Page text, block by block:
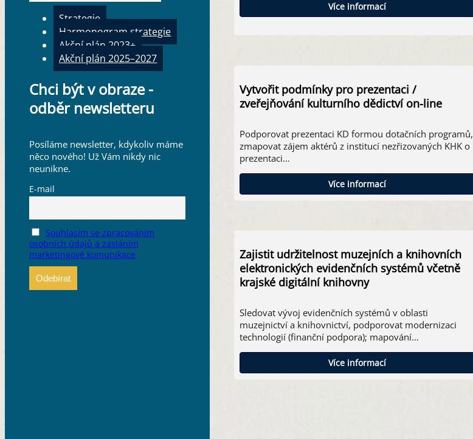
Strategie
Harmonogram strategie
Akční plán 2023+
Akční plán 2025–2027
Chci být v obraze -
odběr newsletteru
Posíláme newsletter, kdykoliv máme
něco nového! Už Vám nikdy nic
neunikne.
E-mail
Souhlasím se zpracováním
osobních údajů a zasláním
marketingové komunikace
Více informací
Vytvořit podmínky pro prezentaci /
zveřejňování kulturního dědictví on-line
Podporovat prezentaci KD formou dotačních programů,
zmapovat zájem aktérů z institucí nezřizovaných KHK o
prezentaci…
Více informací
Zajistit udržitelnost muzejních a knihovních
elektronických evidenčních systémů včetně
krajské digitální knihovny
Sledovat vývoj evidenčních systémů v oblasti
muzejnictví a knihovnictví, podporovat modernizaci
technologií (finanční podpora); mapování…
Více informací